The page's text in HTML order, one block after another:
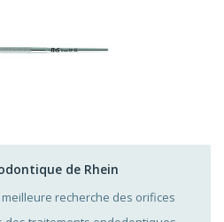
de Rhein
recherche des orifices